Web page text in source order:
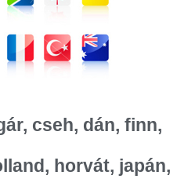
cseh, dán, finn,
horvát, japán,